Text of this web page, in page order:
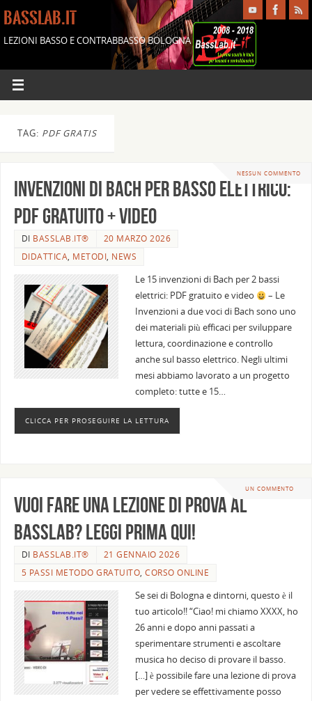
BASSLAB.IT
LEZIONI BASSO E CONTRABBASSO BOLOGNA
TAG: PDF GRATIS
NESSUN COMMENTO
Invenzioni di Bach per basso elettrico:
PDF gratuito + video
DI BASSLAB.IT®
20 MARZO 2026
DIDATTICA, METODI, NEWS
Le 15 invenzioni di Bach per 2 bassi
elettrici: PDF gratuito e video
– Le
Invenzioni a due voci di Bach sono uno
dei materiali più efficaci per sviluppare
lettura, coordinazione e controllo
anche sul basso elettrico. Negli ultimi
mesi abbiamo lavorato a un progetto
completo: tutte e 15…
CLICCA PER PROSEGUIRE LA LETTURA
UN COMMENTO
Vuoi fare una lezione di prova al
BassLab? Leggi prima qui!
DI BASSLAB.IT®
21 GENNAIO 2026
5 PASSI METODO GRATUITO,CORSO ONLINE
Se sei di Bologna e dintorni, questo è il
tuo articolo!! “Ciao! mi chiamo XXXX, ho
26 anni e dopo anni passati a
sperimentare strumenti e ascoltare
musica ho deciso di provare il basso.
[…] è possibile fare una lezione di prova
per vedere se effettivamente posso